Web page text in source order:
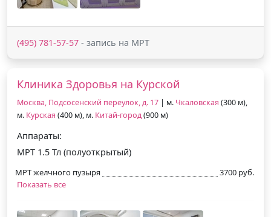
(495) 781-57-57 - запись на МРТ
Клиника Здоровья на Курской
Москва, Подсосенский переулок, д. 17 | м. Чкаловская (300 м),
м. Курская (400 м), м. Китай-город(900 м)
Аппараты:
МРТ 1.5 Тл (полуоткрытый)
МРТ желчного пузыря
3700 руб.
Показать все